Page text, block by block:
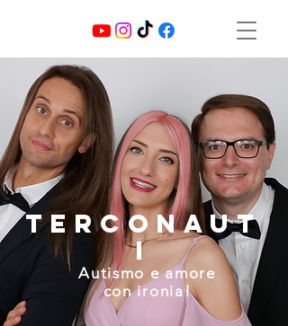
tERCONAUT
I
Autismo e amore
con ironia!